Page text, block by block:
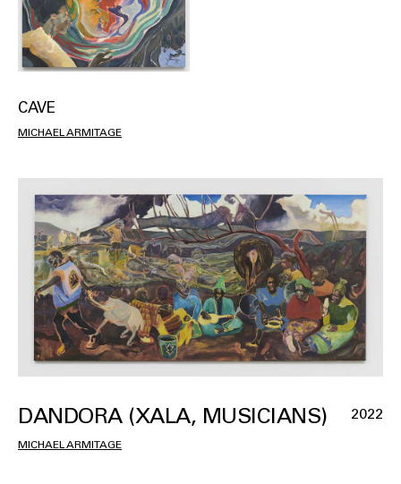
CAVE
MICHAEL ARMITAGE
DANDORA (XALA, MUSICIANS) 2022
MICHAEL ARMITAGE